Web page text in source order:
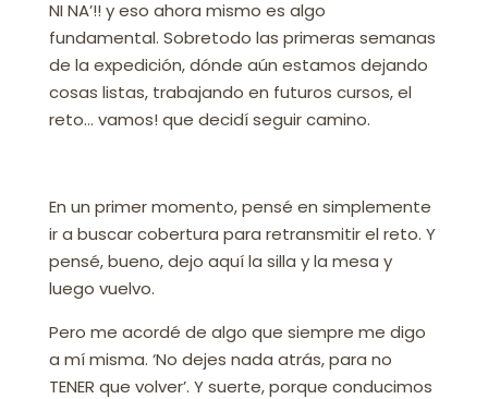
NI NA’!! y eso ahora mismo es algo
fundamental. Sobretodo las primeras semanas
de la expedición, dónde aún estamos dejando
cosas listas, trabajando en futuros cursos, el
reto… vamos! que decidí seguir camino.
En un primer momento, pensé en simplemente
ir a buscar cobertura para retransmitir el reto. Y
pensé, bueno, dejo aquí la silla y la mesa y
luego vuelvo.
Pero me acordé de algo que siempre me digo
a mí misma. ‘No dejes nada atrás, para no
TENER que volver’. Y suerte, porque conducimos